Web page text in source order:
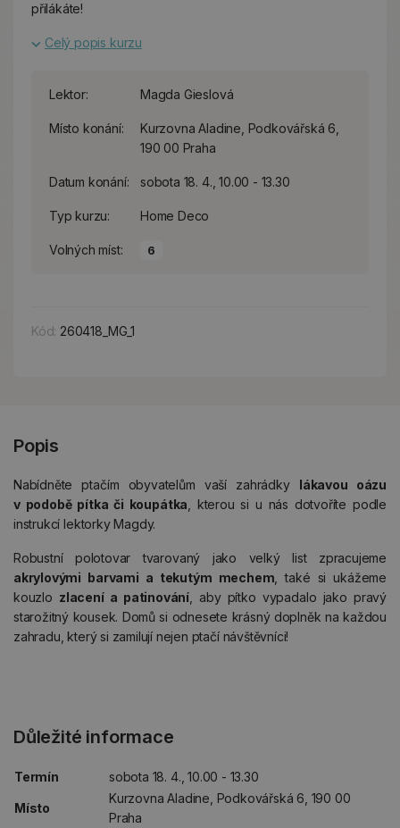
přilákáte!
Celý popis kurzu
Lektor: Magda Gieslová
Místo konání:
Kurzovna Aladine, Podkovářská 6,
190 00 Praha
Datum konání: sobota 18. 4., 10.00 - 13.30
Typ kurzu: Home Deco
Volných míst: 6
Kód: 260418_MG_1
Popis
Nabídněte ptačím obyvatelům vaší zahrádky lákavou oázu
v podobě pítka či koupátka , kterou si u nás dotvoříte podle
instrukcí lektorky Magdy.
Robustní polotovar tvarovaný jako velký list zpracujeme
akrylovými barvami a tekutým mechem , také si ukážeme
kouzlo zlacení a patinování, aby pítko vypadalo jako pravý
starožitný kousek. Domů si odnesete krásný doplněk na každou
zahradu, který si zamilují nejen ptačí návštěvníci!
Důležité informace
Termín sobota 18. 4., 10.00 - 13.30
Místo
Kurzovna Aladine, Podkovářská 6, 190 00
Praha